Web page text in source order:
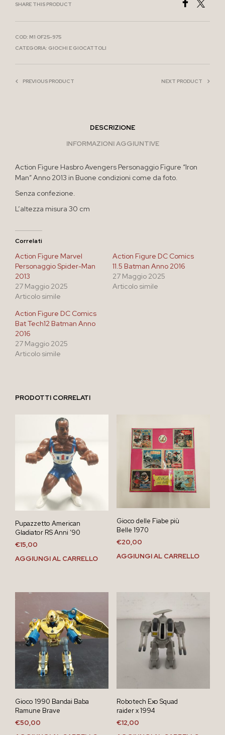
SHARE THIS PRODUCT
COD: M1 OF25-975
CATEGORIA: GIOCHI E GIOCATTOLI
PREVIOUS PRODUCT NEXT PRODUCT
DESCRIZIONE
INFORMAZIONI AGGIUNTIVE
Action Figure Hasbro Avengers Personaggio Figure “Iron
Man” Anno 2013 in Buone condizioni come da foto.
Senza confezione.
L’altezza misura 30 cm
Correlati
Action Figure Marvel
Personaggio Spider-Man
2013
27 Maggio 2025
Articolo simile
Action Figure DC Comics
11.5 Batman Anno 2016
27 Maggio 2025
Articolo simile
Action Figure DC Comics
Bat Tech12 Batman Anno
2016
27 Maggio 2025
Articolo simile
PRODOTTI CORRELATI
Pupazzetto American
Gladiator RS Anni ’90
€15,00
AGGIUNGI AL CARRELLO
Gioco delle Fiabe più
Belle 1970
€20,00
AGGIUNGI AL CARRELLO
Gioco 1990 Bandai Baba
Ramune Brave
€50,00
Robotech Exo Squad
raider x 1994
€12,00